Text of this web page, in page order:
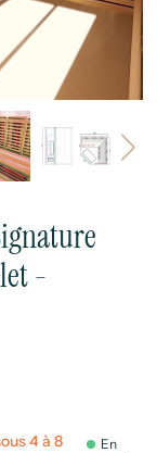
-
4 à 8
En